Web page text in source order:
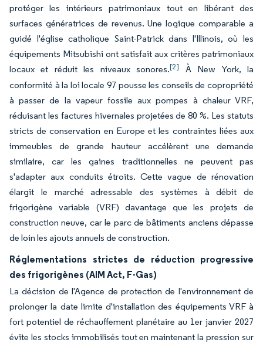
protéger les intérieurs patrimoniaux tout en libérant des
surfaces génératrices de revenus. Une logique comparable a
guidé l'église catholique Saint-Patrick dans l'Illinois, où les
équipements Mitsubishi ont satisfait aux critères patrimoniaux
locaux et réduit les niveaux sonores.[2]
À New York, la
conformité à la loi locale 97 pousse les conseils de copropriété
à passer de la vapeur fossile aux pompes à chaleur VRF,
réduisant les factures hivernales projetées de 80 %. Les statuts
stricts de conservation en Europe et les contraintes liées aux
immeubles de grande hauteur accélèrent une demande
similaire, car les gaines traditionnelles ne peuvent pas
s'adapter aux conduits étroits. Cette vague de rénovation
élargit le marché adressable des systèmes à débit de
frigorigène variable (VRF) davantage que les projets de
construction neuve, car le parc de bâtiments anciens dépasse
de loin les ajouts annuels de construction.
Réglementations strictes de réduction progressive
des frigorigènes (AIM Act, F-Gas)
La décision de l'Agence de protection de l'environnement de
prolonger la date limite d'installation des équipements VRF à
fort potentiel de réchauffement planétaire au 1er janvier 2027
évite les stocks immobilisés tout en maintenant la pression sur